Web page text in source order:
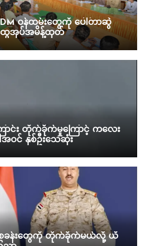
ဝန်ထမ်းတွေကို ပေါ်တာဆွဲ
ထွေအုပ်အမိန့်ထုတ်
ောင်း တိုက်ခိုက်မှုကြောင့် ကလေး
ဝင် နှစ်ဦးသေဆုံး
ခန်းတွေကို တိုက်ခိုက်မယ်လို့ ယီ